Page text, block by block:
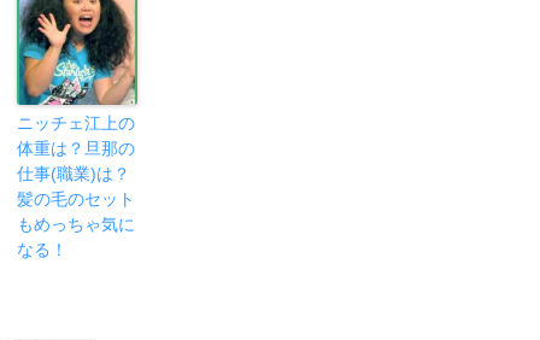
ニッチェ江上の
体重は？旦那の
仕事(職業)は？
髪の毛のセット
もめっちゃ気に
なる！